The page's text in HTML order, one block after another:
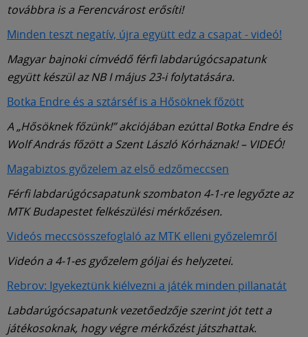
továbbra is a Ferencvárost erősíti!
Minden teszt negatív, újra együtt edz a csapat - videó!
Magyar bajnoki címvédő férfi labdarúgócsapatunk
együtt készül az NB I május 23-i folytatására.
Botka Endre és a sztárséf is a Hősöknek főzött
A „Hősöknek főzünk!” akciójában ezúttal Botka Endre és
Wolf András főzött a Szent László Kórháznak! – VIDEÓ!
Magabiztos győzelem az első edzőmeccsen
Férfi labdarúgócsapatunk szombaton 4-1-re legyőzte az
MTK Budapestet felkészülési mérkőzésen.
Videós meccsösszefoglaló az MTK elleni győzelemről
Videón a 4-1-es győzelem góljai és helyzetei.
Rebrov: Igyekeztünk kiélvezni a játék minden pillanatát
Labdarúgócsapatunk vezetőedzője szerint jót tett a
játékosoknak, hogy végre mérkőzést játszhattak.